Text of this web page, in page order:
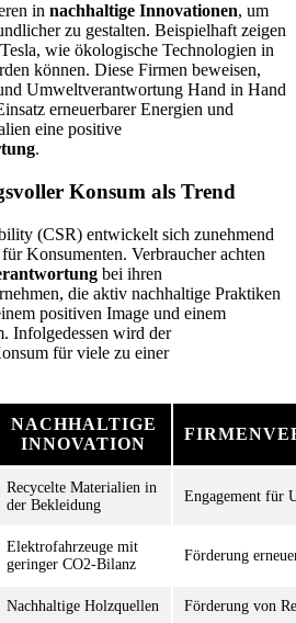
in nachhaltige Innovationen, um
zu gestalten. Beispielhaft zeigen
wie ökologische Technologien in
können. Diese Firmen beweisen,
Umweltverantwortung Hand in Hand
erneuerbarer Energien und
eine positive
.
Konsum als Trend
(CSR) entwickelt sich zunehmend
Konsumenten. Verbraucher achten
bei ihren
die aktiv nachhaltige Praktiken
positiven Image und einem
Infolgedessen wird der
für viele zu einer
NACHHALTIGE
INNOVATION
Recycelte Materialien in
der Bekleidung
Engagement für
Elektrofahrzeuge mit
geringer CO2-Bilanz
Förderung
Nachhaltige Holzquellen Förderung von